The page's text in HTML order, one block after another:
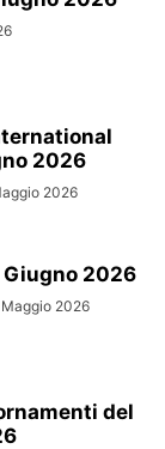
2026
2026
Giugno 2026
Maggio 2026
del